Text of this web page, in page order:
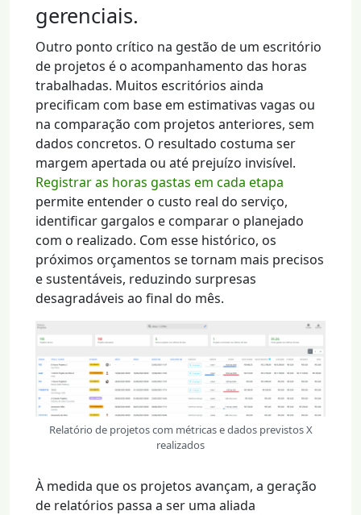
gerenciais.
Outro ponto crítico na gestão de um escritório
de projetos é o acompanhamento das horas
trabalhadas. Muitos escritórios ainda
precificam com base em estimativas vagas ou
na comparação com projetos anteriores, sem
dados concretos. O resultado costuma ser
margem apertada ou até prejuízo invisível.
Registrar as horas gastas em cada etapa
permite entender o custo real do serviço,
identificar gargalos e comparar o planejado
com o realizado. Com esse histórico, os
próximos orçamentos se tornam mais precisos
e sustentáveis, reduzindo surpresas
desagradáveis ao final do mês.
Relatório de projetos com métricas e dados previstos X
realizados
À medida que os projetos avançam, a geração
de relatórios passa a ser uma aliada